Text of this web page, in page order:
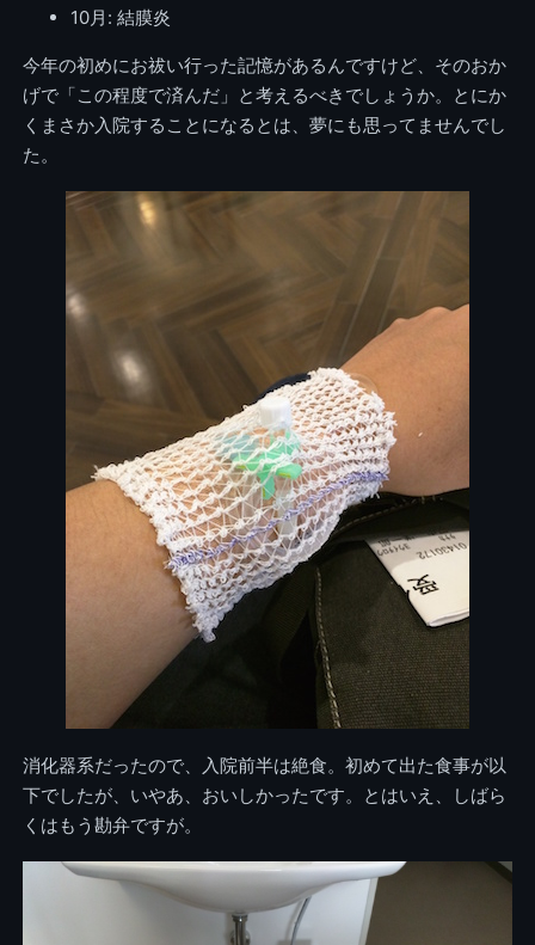
10月: 結膜炎
今年の初めにお祓い行った記憶があるんですけど、そのおか
げで「この程度で済んだ」と考えるべきでしょうか。とにか
くまさか入院することになるとは、夢にも思ってませんでし
た。
消化器系だったので、入院前半は絶食。初めて出た食事が以
下でしたが、いやあ、おいしかったです。とはいえ、しばら
くはもう勘弁ですが。